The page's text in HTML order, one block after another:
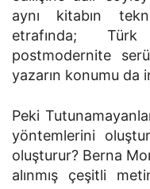
aynı kitabın
etrafında; Türk
postmodernite
yazarın konumu da
Peki
yöntemlerini
oluşturur? Berna
alınmış çeşitli